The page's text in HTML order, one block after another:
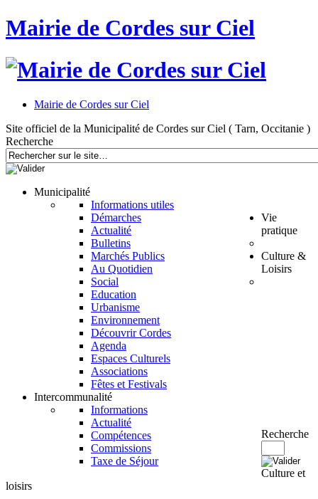
Mairie de Cordes sur Ciel
Mairie de Cordes sur Ciel
Site officiel de la Municipalité de Cordes sur Ciel ( Tarn, Occitanie )
Recherche
Municipalité
Informations utiles
Démarches
Actualité
Bulletins
Marchés Publics
Vie
pratique
Au Quotidien
Social
Education
Urbanisme
Environnement
Culture &
Loisirs
Découvrir Cordes
Agenda
Espaces Culturels
Associations
Fêtes et Festivals
Intercommunalité
Informations
Actualité
Compétences
Commissions
Taxe de Séjour
Recherche
Culture et
loisirs